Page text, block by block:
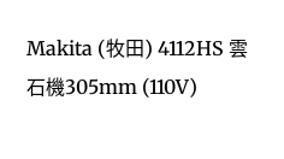
Makita (牧田) 4112HS 雲
石機305mm (110V)